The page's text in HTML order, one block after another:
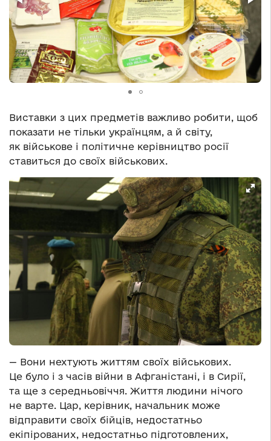
Виставки з цих предметів важливо робити, щоб
показати не тільки українцям, а й світу,
як військове і політичне керівництво росії
ставиться до своїх військових.
— Вони нехтують життям своїх військових.
Це було і з часів війни в Афганістані, і в Сирії,
та ще з середньовіччя. Життя людини нічого
не варте. Цар, керівник, начальник може
відправити своїх бійців, недостатньо
екіпірованих, недостатньо підготовлених,